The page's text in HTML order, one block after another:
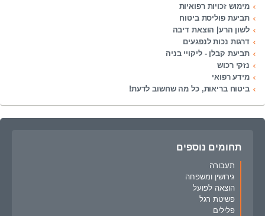
מימוש זכויות רפואיות
תביעת פוליסת ביטוח
לשון הרע| הוצאת דיבה
דרגות נכות לנפגעים
תביעת קבלן - ליקויי בניה
נזקי רכוש
מידע רפואי
ביטוח בריאות, כל מה שחשוב לדעת!
תחומים נוספים
תעבורה
גירושין ומשפחה
הוצאה לפועל
פשיטת רגל
פלילים